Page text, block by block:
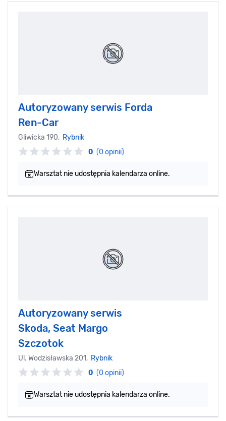
Autoryzowany serwis Forda
Ren-Car
Gliwicka 190, Rybnik
0 (0 opinii)
Warsztat nie udostępnia kalendarza online.
Autoryzowany serwis
Skoda, Seat Margo
Szczotok
Ul. Wodzisławska 201, Rybnik
0 (0 opinii)
Warsztat nie udostępnia kalendarza online.